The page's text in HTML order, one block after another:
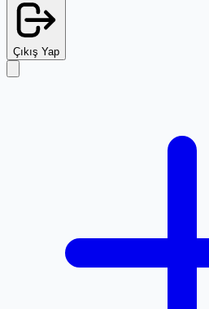
Çıkış Yap